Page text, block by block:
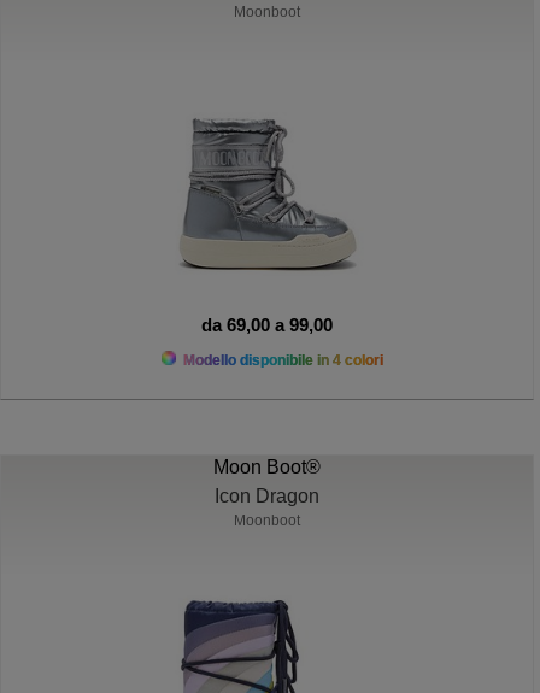
Moonboot
da 69,00 a 99,00
Modello disponibile in 4 colori
Moon Boot®
Icon Dragon
Moonboot